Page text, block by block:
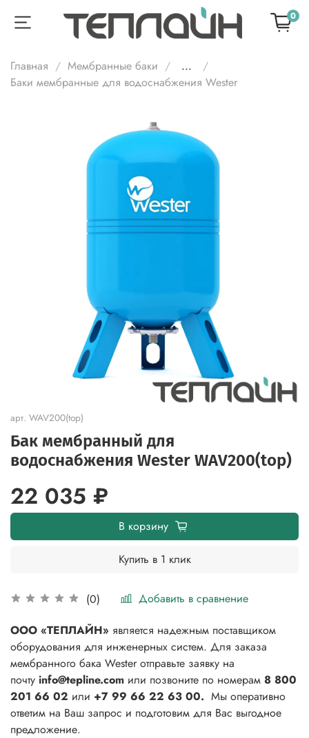
0
Главная Мембранные баки
...
Баки мембранные для водоснабжения Wester
арт. WAV200(top)
Бак мембранный для
водоснабжения Wester WAV200(top)
(0) Добавить в сравнение
22 035 ₽
В корзину
Купить в 1 клик
ООО «ТЕПЛАЙН» является надежным поставщиком
оборудования для инженерных систем. Для заказа
мембранного бака Wester отправьте заявку на
почту info@tepline.com или позвоните по номерам 8 800
201 66 02 или +7 99 66 22 63 00. Мы оперативно
ответим на Ваш запрос и подготовим для Вас выгодное
предложение.